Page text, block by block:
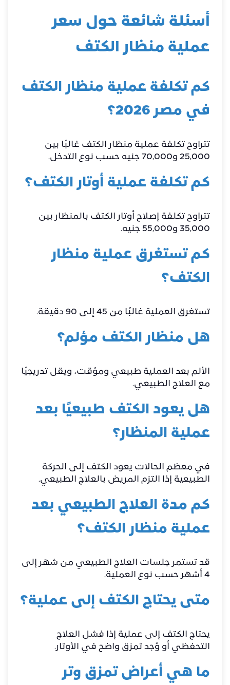
أسئلة شائعة حول سعر
عملية منظار الكتف
كم تكلفة عملية منظار الكتف
في مصر 2026؟
تتراوح تكلفة عملية منظار الكتف غالبًا بين
25,000 و70,000 جنيه حسب نوع التدخل.
كم تكلفة عملية أوتار الكتف؟
تتراوح تكلفة إصلاح أوتار الكتف بالمنظار بين
35,000 و55,000 جنيه.
كم تستغرق عملية منظار
الكتف؟
تستغرق العملية غالبًا من 45 إلى 90 دقيقة.
هل منظار الكتف مؤلم؟
الألم بعد العملية طبيعي ومؤقت، ويقل تدريجيًا
مع العلاج الطبيعي.
هل يعود الكتف طبيعيًا بعد
عملية المنظار؟
في معظم الحالات يعود الكتف إلى الحركة
الطبيعية إذا التزم المريض بالعلاج الطبيعي.
كم مدة العلاج الطبيعي بعد
عملية منظار الكتف؟
قد تستمر جلسات العلاج الطبيعي من شهر إلى
4 أشهر حسب نوع العملية.
متى يحتاج الكتف إلى عملية؟
يحتاج الكتف إلى عملية إذا فشل العلاج
التحفظي أو وُجد تمزق واضح في الأوتار.
ما هي أعراض تمزق وتر